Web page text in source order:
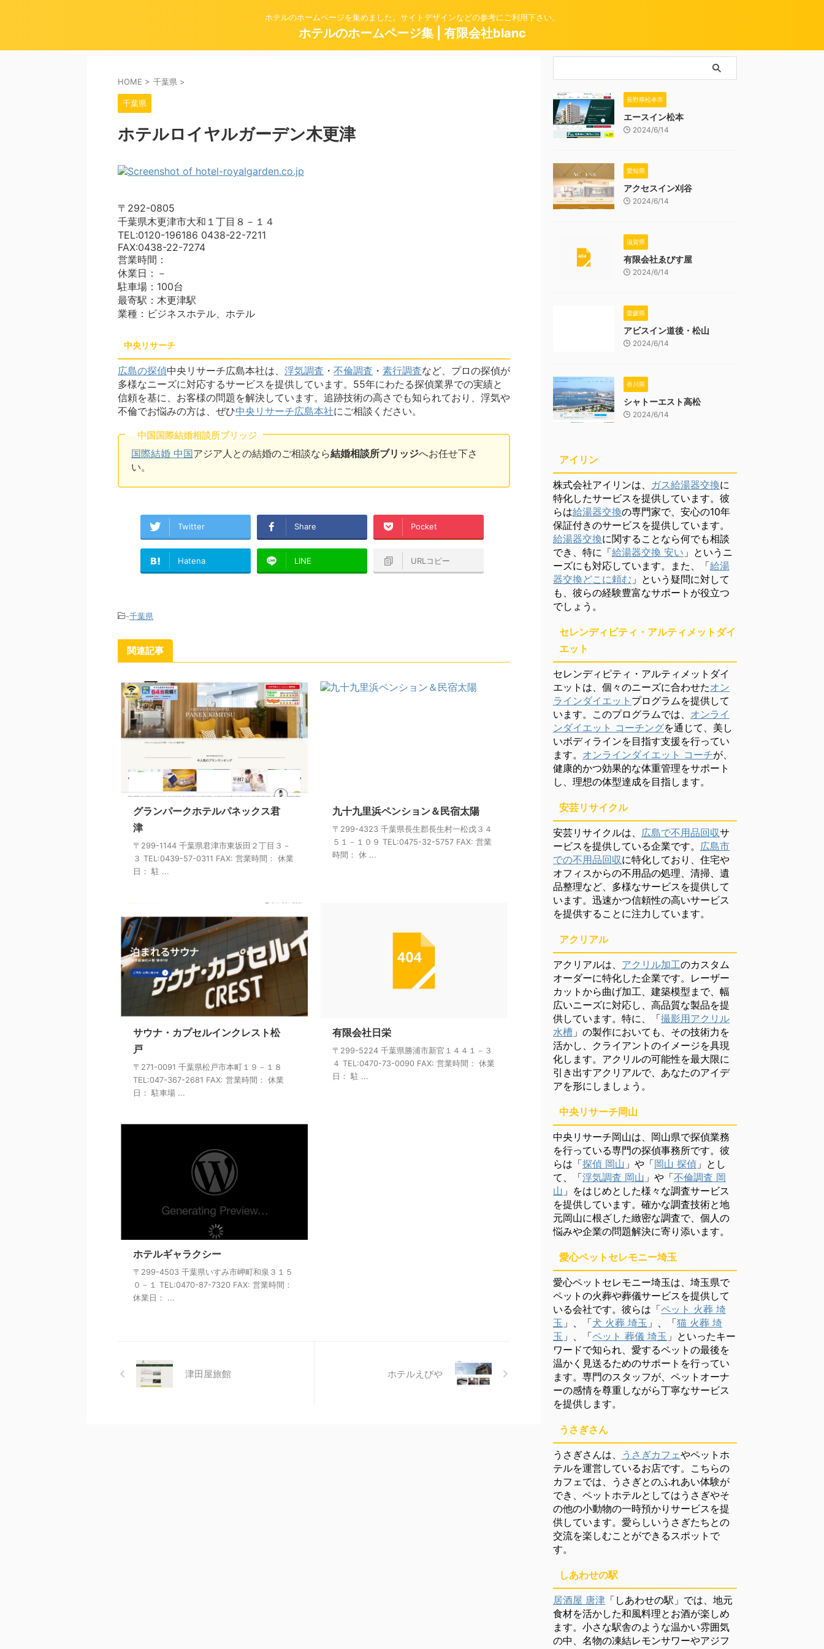
ホテルのホームページを集めました。サイトデザインなどの参考にご利用下さい。
ホテルのホームページ集 | 有限会社blanc
HOME > 千葉県 >
千葉県
ホテルロイヤルガーデン木更津
〒292-0805
千葉県木更津市大和１丁目８－１４
TEL:0120-196186 0438-22-7211
FAX:0438-22-7274
営業時間：
休業日：－
駐車場：100台
最寄駅：木更津駅
業種：ビジネスホテル、ホテル
中央リサーチ
広島の探偵中央リサーチ広島本社は、 浮気調査 ・ 不倫調査 ・ 素行調査など、プロの探偵が
多様なニーズに対応するサービスを提供しています。55年にわたる探偵業界での実績と
信頼を基に、お客様の問題を解決しています。追跡技術の高さでも知られており、浮気や
不倫でお悩みの方は、ぜひ中央リサーチ広島本社にご相談ください。
中国国際結婚相談所ブリッジ
国際結婚 中国アジア人との結婚のご相談なら結婚相談所ブリッジへお任せ下さ
い。
Twitter Share Pocket
Hatena LINE URLコピー
-千葉県
関連記事
グランパークホテルパネックス君
津
〒299-1144 千葉県君津市東坂田２丁目３－
３ TEL:0439-57-0311 FAX: 営業時間： 休業
日： 駐 ...
九十九里浜ペンション＆民宿太陽
〒299-4323 千葉県長生郡長生村一松戊３４
５１－１０９ TEL:0475-32-5757 FAX: 営業
時間： 休 ...
サウナ・カプセルインクレスト松
戸
〒271-0091 千葉県松戸市本町１９－１８
TEL:047-367-2681 FAX: 営業時間： 休業
日： 駐車場 ...
有限会社日栄
〒299-5224 千葉県勝浦市新官１４４１－３
４ TEL:0470-73-0090 FAX: 営業時間： 休業
日： 駐 ...
ホテルギャラクシー
〒299-4503 千葉県いすみ市岬町和泉３１５
０－１ TEL:0470-87-7320 FAX: 営業時間：
休業日： ...
津田屋旅館 ホテルえびや
長野県松本市
エースイン松本
2024/6/14
愛知県
アクセスイン刈谷
2024/6/14
滋賀県
有限会社ゑびす屋
2024/6/14
愛媛県
アビスイン道後・松山
2024/6/14
香川県
シャトーエスト高松
2024/6/14
アイリン
株式会社アイリンは、 ガス給湯器交換に
特化したサービスを提供しています。彼
らは給湯器交換の専門家で、安心の10年
保証付きのサービスを提供しています。
給湯器交換に関することなら何でも相談
でき、特に「給湯器交換 安い 」というニ
ーズにも対応しています。また、「給湯
器交換どこに頼む 」という疑問に対して
も、彼らの経験豊富なサポートが役立つ
でしょう。
セレンディピティ・アルティメットダイ
エット
セレンディピティ・アルティメットダイ
エットは、個々のニーズに合わせたオン
ラインダイエット プログラムを提供して
います。このプログラムでは、 オンライ
ンダイエット コーチングを通じて、美し
いボディラインを目指す支援を行ってい
ます。 オンラインダイエット コーチが、
健康的かつ効果的な体重管理をサポート
し、理想の体型達成を目指します。
安芸リサイクル
安芸リサイクルは、 広島で不用品回収サ
ービスを提供している企業です。 広島市
での不用品回収に特化しており、住宅や
オフィスからの不用品の処理、清掃、遺
品整理など、多様なサービスを提供して
います。迅速かつ信頼性の高いサービス
を提供することに注力しています。
アクリアル
アクリアルは、 アクリル加工のカスタム
オーダーに特化した企業です。レーザー
カットから曲げ加工、建築模型まで、幅
広いニーズに対応し、高品質な製品を提
供しています。特に、「撮影用アクリル
水槽 」の製作においても、その技術力を
活かし、クライアントのイメージを具現
化します。アクリルの可能性を最大限に
引き出すアクリアルで、あなたのアイデ
アを形にしましょう。
中央リサーチ岡山
中央リサーチ岡山は、岡山県で探偵業務
を行っている専門の探偵事務所です。彼
らは「探偵 岡山 」や「岡山 探偵 」とし
て、「浮気調査 岡山 」や「不倫調査 岡
山 」をはじめとした様々な調査サービス
を提供しています。確かな調査技術と地
元岡山に根ざした緻密な調査で、個人の
悩みや企業の問題解決に寄り添います。
愛心ペットセレモニー埼玉
愛心ペットセレモニー埼玉は、埼玉県で
ペットの火葬や葬儀サービスを提供して
いる会社です。彼らは「ペット 火葬 埼
玉 」、「犬 火葬 埼玉 」、「猫 火葬 埼
玉 」、「ペット 葬儀 埼玉 」といったキー
ワードで知られ、愛するペットの最後を
温かく見送るためのサポートを行ってい
ます。専門のスタッフが、ペットオーナ
ーの感情を尊重しながら丁寧なサービス
を提供します。
うさぎさん
うさぎさんは、 うさぎカフェやペットホ
テルを運営しているお店です。こちらの
カフェでは、うさぎとのふれあい体験が
でき、ペットホテルとしてはうさぎやそ
の他の小動物の一時預かりサービスを提
供しています。愛らしいうさぎたちとの
交流を楽しむことができるスポットで
す。
しあわせの駅
居酒屋 唐津 「しあわせの駅」では、地元
食材を活かした和風料理とお酒が楽しめ
ます。小さな駅舎のような温かい雰囲気
の中、名物の凍結レモンサワーやアジフ